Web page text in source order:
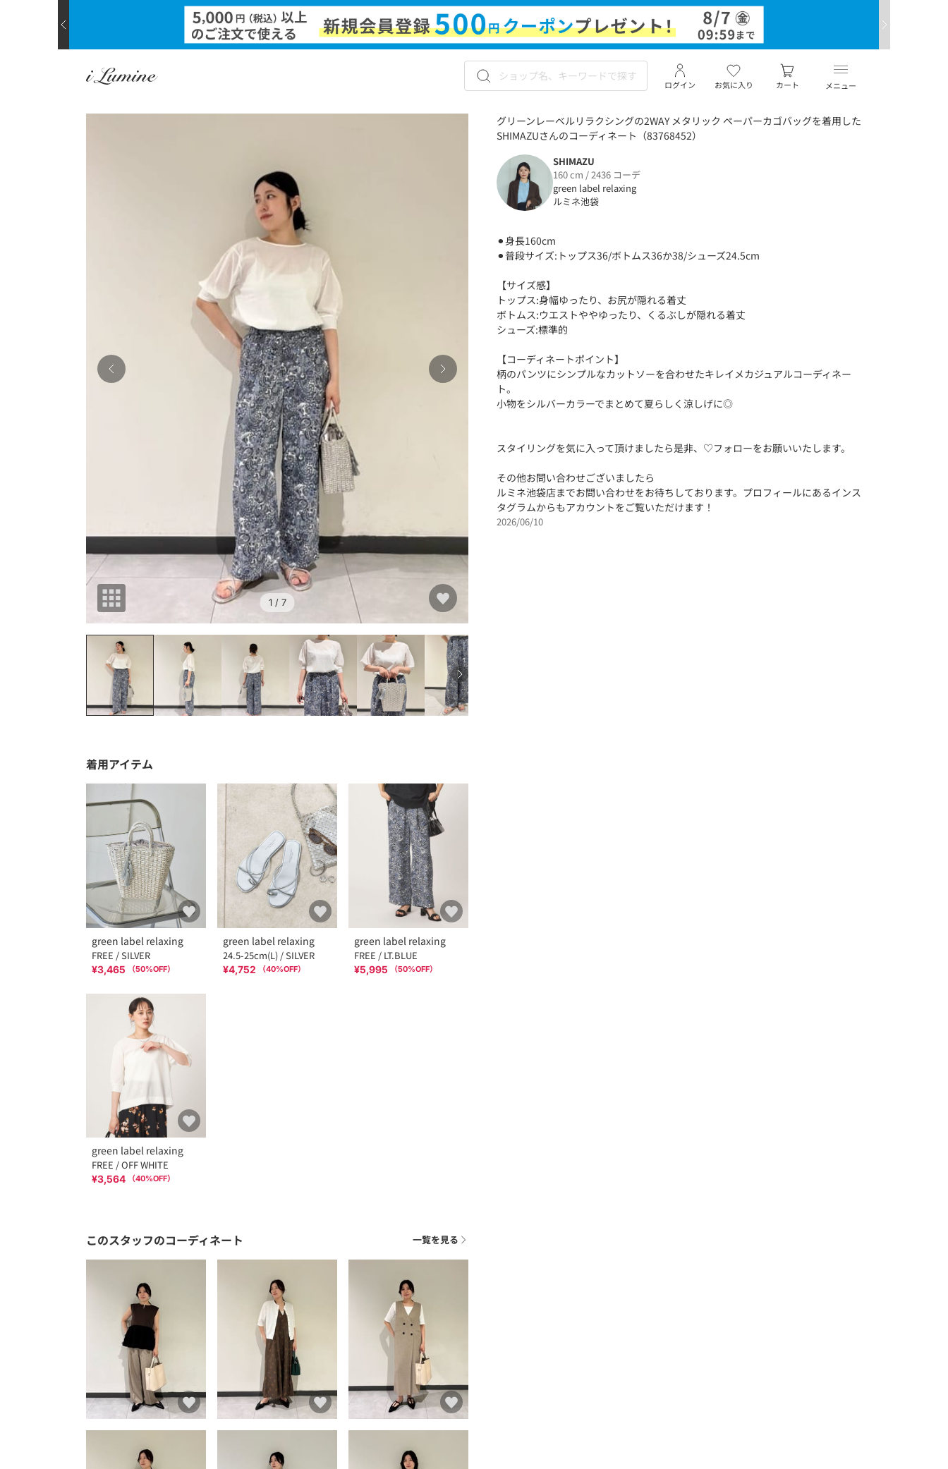
メニュー
お気に入り
ログイン カート
1 / 7
グリーンレーベルリラクシングの2WAY メタリック ペーパーカゴバッグを着用した
SHIMAZUさんのコーディネート（83768452）
SHIMAZU
160 cm / 2436 コーデ
green label relaxing
ルミネ池袋
⚫︎身長160cm
⚫︎普段サイズ:トップス36/ボトムス36か38/シューズ24.5cm
【サイズ感】
トップス:身幅ゆったり、お尻が隠れる着丈
ボトムス:ウエストややゆったり、くるぶしが隠れる着丈
シューズ:標準的
【コーディネートポイント】
柄のパンツにシンプルなカットソーを合わせたキレイメカジュアルコーディネー
ト。
小物をシルバーカラーでまとめて夏らしく涼しげに◎
スタイリングを気に入って頂けましたら是非、♡フォローをお願いいたします。
その他お問い合わせございましたら
ルミネ池袋店までお問い合わせをお待ちしております。プロフィールにあるインス
タグラムからもアカウントをご覧いただけます！
2026/06/10
着用アイテム
green label relaxing
FREE / SILVER
¥3,465 （50%OFF）
green label relaxing
24.5-25cm(L) / SILVER
¥4,752 （40%OFF）
green label relaxing
FREE / LT.BLUE
¥5,995 （50%OFF）
green label relaxing
FREE / OFF WHITE
¥3,564 （40%OFF）
このスタッフのコーディネート 一覧を見る